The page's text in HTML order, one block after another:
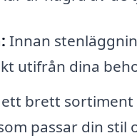
Innan
utifrån dina
brett
passar din stil